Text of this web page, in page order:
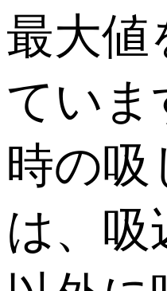
最大値
ていま
時の吸
は、吸